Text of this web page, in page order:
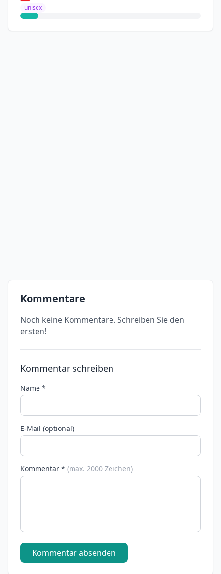
unisex
Kommentare
Noch keine Kommentare. Schreiben Sie den
ersten!
Kommentar schreiben
Name *
E-Mail (optional)
Kommentar * (max. 2000 Zeichen)
Kommentar absenden